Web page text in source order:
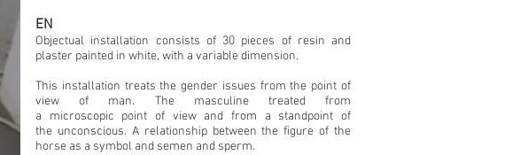
EN
Objectual installation consists of 30 pieces of resin and
plaster painted in white, with a variable dimension.
This installation treats the gender issues from the point of
view of man. The masculine treated from
a microscopic point of view and from a standpoint of
the unconscious. A relationship between the figure of the
horse as a symbol and semen and sperm.